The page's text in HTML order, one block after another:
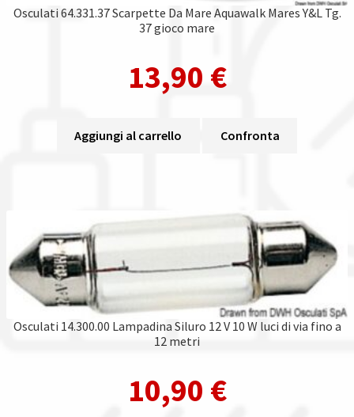
Osculati 64.331.37 Scarpette Da Mare Aquawalk Mares Y&L Tg.
37 gioco mare
13,90 €
Aggiungi al carrello Confronta
Osculati 14.300.00 Lampadina Siluro 12 V 10 W luci di via fino a
12 metri
10,90 €